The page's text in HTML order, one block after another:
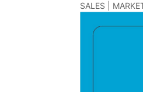
SALES |